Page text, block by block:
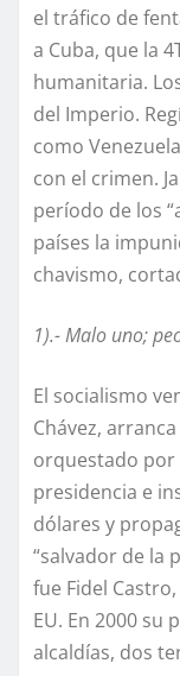
el tráfico de
a Cuba, que la
humanitaria.
del Imperio.
como
con el crimen.
período de los
países la
chavismo,
1).- Malo uno;
El socialismo
Chávez,
orquestado por
presidencia e
dólares y
“salvador de la
fue Fidel
EU. En 2000
alcaldías, dos